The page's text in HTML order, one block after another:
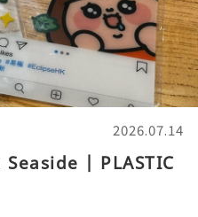
2026.07.14
| PLASTIC